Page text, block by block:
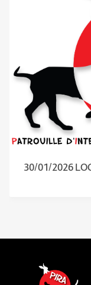
30/01/2026